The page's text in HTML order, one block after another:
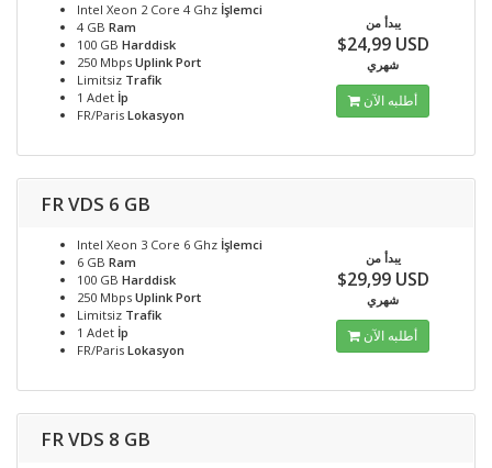
Intel Xeon 2 Core 4 Ghz İşlemci
4 GB Ram
100 GB Harddisk
250 Mbps Uplink Port
Limitsiz Trafik
1 Adet İp
FR/Paris Lokasyon
يبدأ من
$24,99 USD
شهري
أطلبه الآن
FR VDS 6 GB
Intel Xeon 3 Core 6 Ghz İşlemci
6 GB Ram
100 GB Harddisk
250 Mbps Uplink Port
Limitsiz Trafik
1 Adet İp
FR/Paris Lokasyon
يبدأ من
$29,99 USD
شهري
أطلبه الآن
FR VDS 8 GB